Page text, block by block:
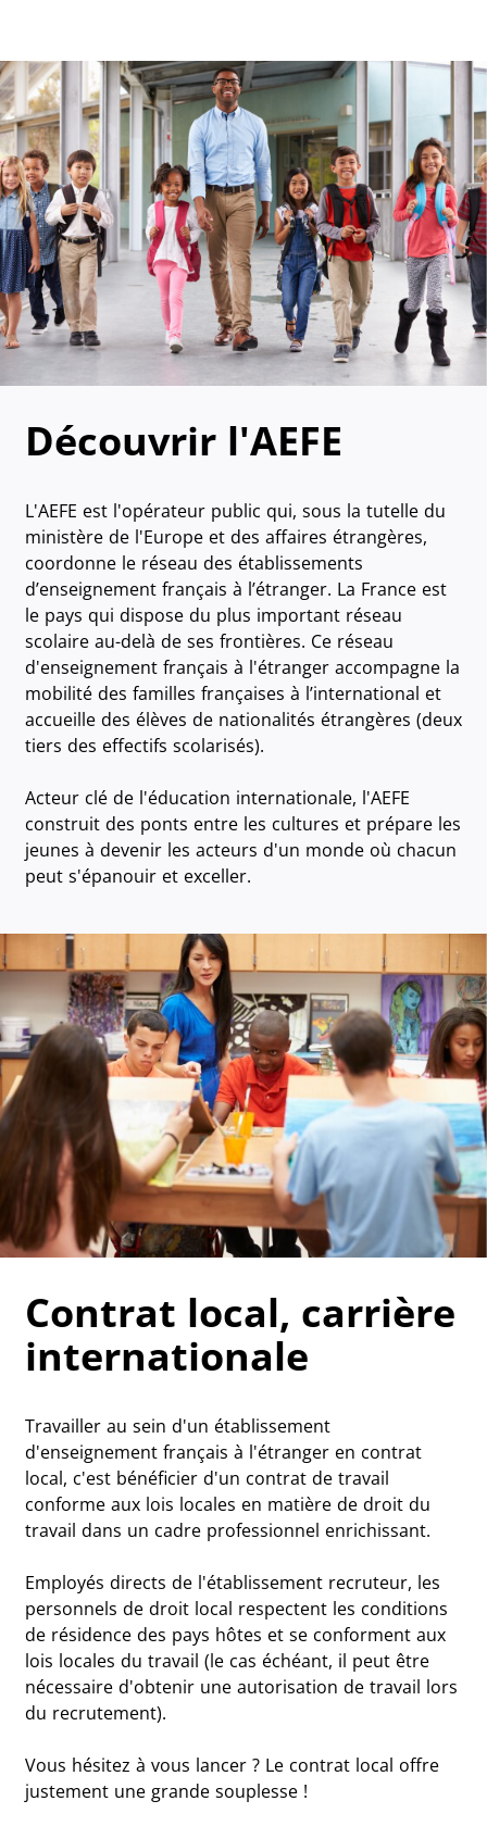
Découvrir l'AEFE
L'AEFE est l'opérateur public qui, sous la tutelle du
ministère de l'Europe et des affaires étrangères,
coordonne le réseau des établissements
d’enseignement français à l’étranger. La France est
le pays qui dispose du plus important réseau
scolaire au-delà de ses frontières. Ce réseau
d'enseignement français à l'étranger accompagne la
mobilité des familles françaises à l’international et
accueille des élèves de nationalités étrangères (deux
tiers des effectifs scolarisés).
Acteur clé de l'éducation internationale, l'AEFE
construit des ponts entre les cultures et prépare les
jeunes à devenir les acteurs d'un monde où chacun
peut s'épanouir et exceller.
Contrat local, carrière
internationale
Travailler au sein d'un établissement
d'enseignement français à l'étranger en contrat
local, c'est bénéficier d'un contrat de travail
conforme aux lois locales en matière de droit du
travail dans un cadre professionnel enrichissant.
Employés directs de l'établissement recruteur, les
personnels de droit local respectent les conditions
de résidence des pays hôtes et se conforment aux
lois locales du travail (le cas échéant, il peut être
nécessaire d'obtenir une autorisation de travail lors
du recrutement).
Vous hésitez à vous lancer ? Le contrat local offre
justement une grande souplesse !